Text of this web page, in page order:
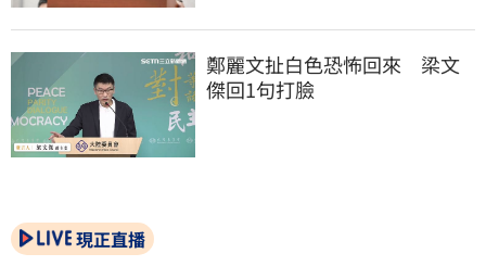
鄭麗文扯白色恐怖回來　梁文
傑回1句打臉
現正直播